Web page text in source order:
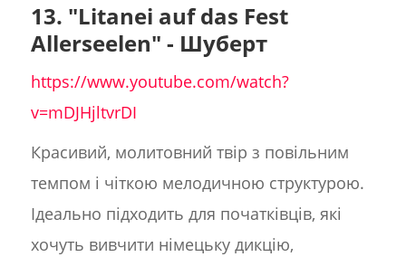
13. "Litanei auf das Fest
Allerseelen" - Шуберт
https://www.youtube.com/watch?
v=mDJHjltvrDI
Красивий, молитовний твір з повільним
темпом і чіткою мелодичною структурою.
Ідеально підходить для початківців, які
хочуть вивчити німецьку дикцію,